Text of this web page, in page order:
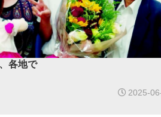
各地で
2025-